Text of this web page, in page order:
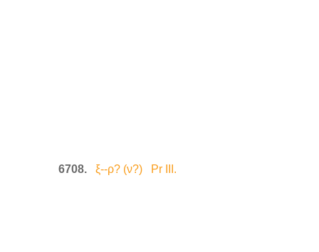
6708. ξ--ρ? (ν?) Pr III.